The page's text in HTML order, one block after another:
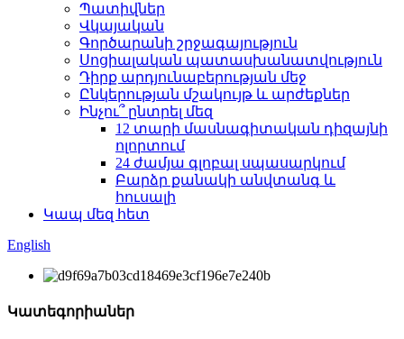
Պատիվներ
Վկայական
Գործարանի շրջագայություն
Սոցիալական պատասխանատվություն
Դիրք արդյունաբերության մեջ
Ընկերության մշակույթ և արժեքներ
Ինչու՞ ընտրել մեզ
12 տարի մասնագիտական ​​դիզայնի
ոլորտում
24 ժամյա գլոբալ սպասարկում
Բարձր քանակի անվտանգ և
հուսալի
Կապ մեզ հետ
English
Կատեգորիաներ